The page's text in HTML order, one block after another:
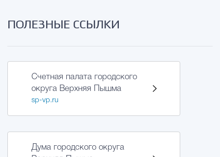
ПОЛЕЗНЫЕ ССЫЛКИ
Счетная палата городского
округа Верхняя Пышма
sp-vp.ru
Дума городского округа